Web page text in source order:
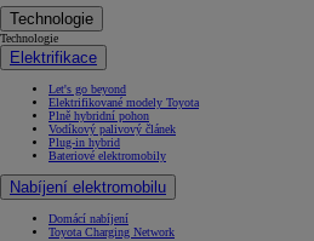
Technologie
Technologie
Elektrifikace
Let's go beyond
Elektrifikované modely Toyota
Plně hybridní pohon
Vodíkový palivový článek
Plug-in hybrid
Bateriové elektromobily
Nabíjení elektromobilu
Domácí nabíjení
Toyota Charging Network